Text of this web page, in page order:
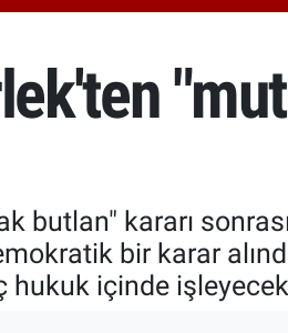
butlan" kararı
bir karar
hukuk içinde